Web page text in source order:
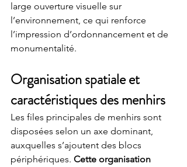
large ouverture visuelle sur
l’environnement, ce qui renforce
l’impression d’ordonnancement et de
monumentalité.
Organisation spatiale et
caractéristiques des menhirs
Les files principales de menhirs sont
disposées selon un axe dominant,
auxquelles s’ajoutent des blocs
périphériques. Cette organisation